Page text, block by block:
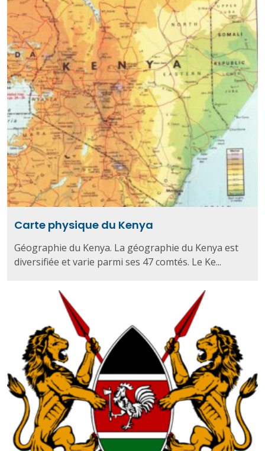
Carte physique du Kenya
Géographie du Kenya. La géographie du Kenya est
diversifiée et varie parmi ses 47 comtés. Le Ke...